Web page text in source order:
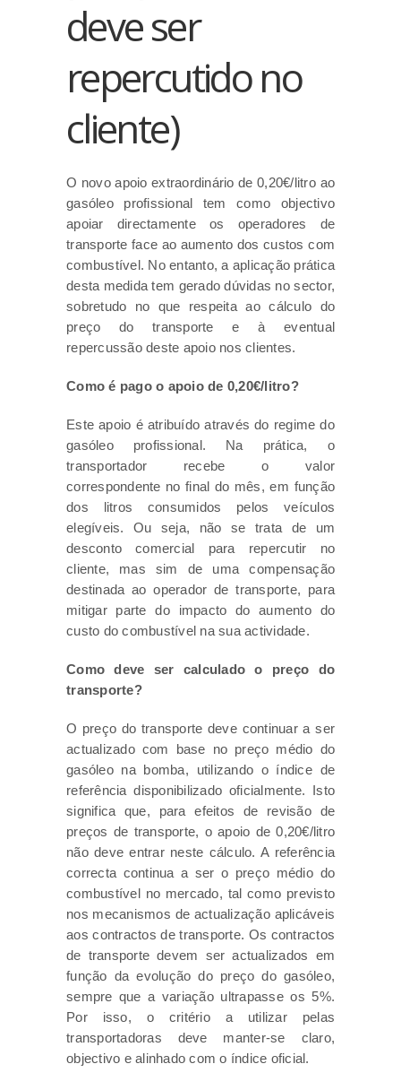
deve ser
repercutido no
cliente)
O novo apoio extraordinário de 0,20€/litro ao
gasóleo profissional tem como objectivo
apoiar directamente os operadores de
transporte face ao aumento dos custos com
combustível. No entanto, a aplicação prática
desta medida tem gerado dúvidas no sector,
sobretudo no que respeita ao cálculo do
preço do transporte e à eventual
repercussão deste apoio nos clientes.
Como é pago o apoio de 0,20€/litro?
Este apoio é atribuído através do regime do
gasóleo profissional. Na prática, o
transportador recebe o valor
correspondente no final do mês, em função
dos litros consumidos pelos veículos
elegíveis. Ou seja, não se trata de um
desconto comercial para repercutir no
cliente, mas sim de uma compensação
destinada ao operador de transporte, para
mitigar parte do impacto do aumento do
custo do combustível na sua actividade.
Como deve ser calculado o preço do
transporte?
O preço do transporte deve continuar a ser
actualizado com base no preço médio do
gasóleo na bomba, utilizando o índice de
referência disponibilizado oficialmente. Isto
significa que, para efeitos de revisão de
preços de transporte, o apoio de 0,20€/litro
não deve entrar neste cálculo. A referência
correcta continua a ser o preço médio do
combustível no mercado, tal como previsto
nos mecanismos de actualização aplicáveis
aos contractos de transporte. Os contractos
de transporte devem ser actualizados em
função da evolução do preço do gasóleo,
sempre que a variação ultrapasse os 5%.
Por isso, o critério a utilizar pelas
transportadoras deve manter-se claro,
objectivo e alinhado com o índice oficial.